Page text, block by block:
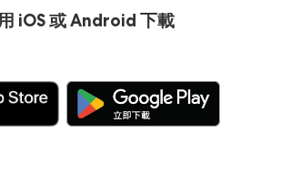
iOS 或 Android 下載